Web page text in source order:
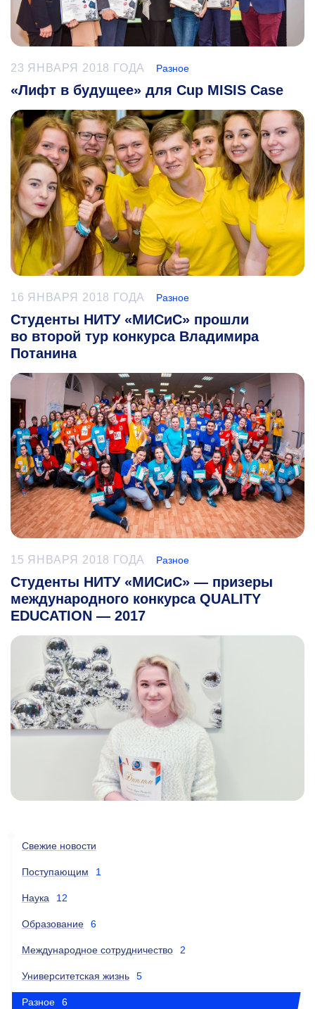
23 ЯНВАРЯ 2018 ГОДА Разное
«Лифт в будущее» для Cup MISIS Case
16 ЯНВАРЯ 2018 ГОДА Разное
Студенты НИТУ «МИСиС» прошли
во второй тур конкурса Владимира
Потанина
15 ЯНВАРЯ 2018 ГОДА Разное
Студенты НИТУ «МИСиС» — призеры
международного конкурса QUALITY
EDUCATION — 2017
Свежие новости
Поступающим 1
Наука 12
Образование 6
Международное сотрудничество 2
Университетская жизнь 5
Разное 6